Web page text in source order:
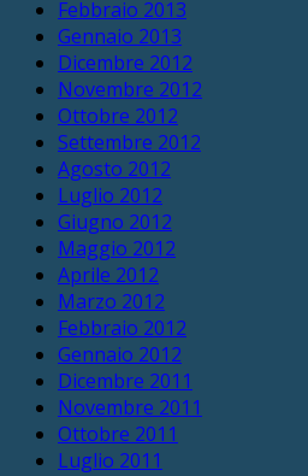
Febbraio 2013
Gennaio 2013
Dicembre 2012
Novembre 2012
Ottobre 2012
Settembre 2012
Agosto 2012
Luglio 2012
Giugno 2012
Maggio 2012
Aprile 2012
Marzo 2012
Febbraio 2012
Gennaio 2012
Dicembre 2011
Novembre 2011
Ottobre 2011
Luglio 2011